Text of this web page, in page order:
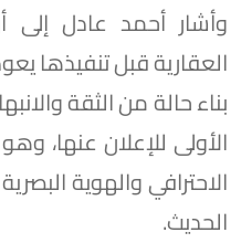
وأشار أحمد عادل
العقارية قبل تنفيذها
بناء حالة من الثقة
الأولى للإعلان عنها،
الاحترافي والهوية
الحديث.